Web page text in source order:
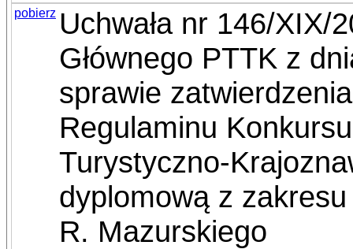
pobierz Uchwała nr 146/XIX/
Głównego PTTK z
sprawie
Regulaminu
Turystyczno-
dyplomową z
R. Mazurskiego